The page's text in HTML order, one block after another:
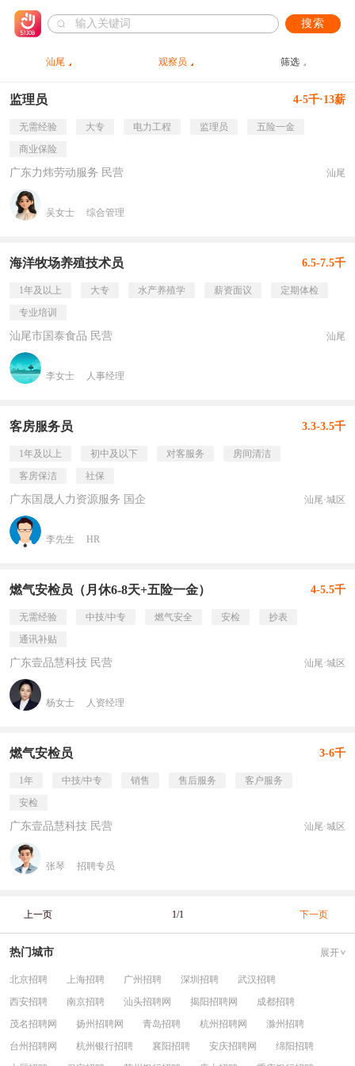
搜索
汕尾 观察员 筛选
监理员 4-5千·13薪
无需经验 大专 电力工程 监理员
五险一金
商业保险
广东力炜劳动服务 民营 汕尾
吴女士 综合管理
海洋牧场养殖技术员 6.5-7.5千
1年及以上 大专 水产养殖学 薪资面议
定期体检
专业培训
汕尾市国泰食品 民营 汕尾
李女士 人事经理
客房服务员 3.3-3.5千
1年及以上 初中及以下 对客服务
房间清洁
客房保洁
社保
广东国晟人力资源服务 国企 汕尾·城区
李先生 HR
燃气安检员（月休6-8天+五险一金） 4-5.5千
无需经验 中技/中专 燃气安全 安检
抄表
通讯补贴
广东壹品慧科技 民营 汕尾·城区
杨女士 人资经理
燃气安检员 3-6千
1年 中技/中专 销售 售后服务
客户服务
安检
广东壹品慧科技 民营 汕尾·城区
张琴 招聘专员
上一页 1/1 下一页
热门城市 展开
北京招聘 上海招聘 广州招聘 深圳招聘
武汉招聘
西安招聘
南京招聘 汕头招聘网 揭阳招聘网
成都招聘
茂名招聘网
扬州招聘网 青岛招聘 杭州招聘网
滁州招聘
台州招聘网
杭州银行招聘 襄阳招聘 安庆招聘网
绵阳招聘